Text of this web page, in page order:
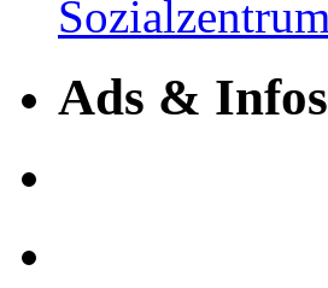
Ads & Infos